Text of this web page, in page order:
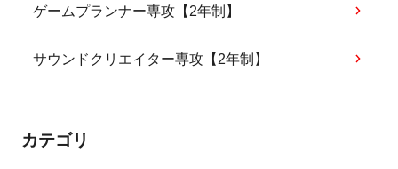
ゲームプランナー専攻【2年制】
サウンドクリエイター専攻【2年制】
カテゴリ